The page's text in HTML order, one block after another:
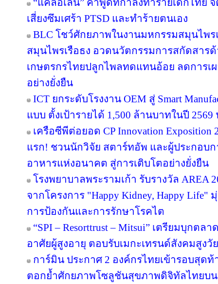
“แค่ล้อเล่น” คำพูดที่กำลังทำร้ายเด็กไทย
เสี่ยงซึมเศร้า PTSD และทำร้ายตนเอง
BLC โชว์ศักยภาพในงานมหกรรมสมุนไพ
สมุนไพรเรือธง อวดนวัตกรรมการสกัดสารด้
เกษตรกรไทยปลูกไพลทดแทนอ้อย ลดการเ
อย่างยั่งยืน
ICT ยกระดับโรงงาน OEM สู่ Smart
แบบ ตั้งเป้ารายได้ 1,500 ล้านบาทในปี
เครือซีพีต่อยอด CP Innovation Exposition
แรก! ชวนนักวิจัย สตาร์ทอัพ และผู้ประกอบ
อาหารแห่งอนาคต สู่การเติบโตอย่างยั่งยืน
โรงพยาบาลพระรามเก้า รับรางวัล AREA
จากโครงการ "Happy Kidney, Happy
การป้องกันและการรักษาโรคไต
“SPI – Resorttrust – Mitsui” เตรียมบุกต
อาศัยผู้สูงอายุ ตอบรับเมกะเทรนด์สังคมสูงวัย
การ์มิน ประกาศ 2 องค์กรไทยเข้ารอบสุดท้า
ตอกย้ำศักยภาพโซลูชันสุขภาพดิจิทัลไทยบ